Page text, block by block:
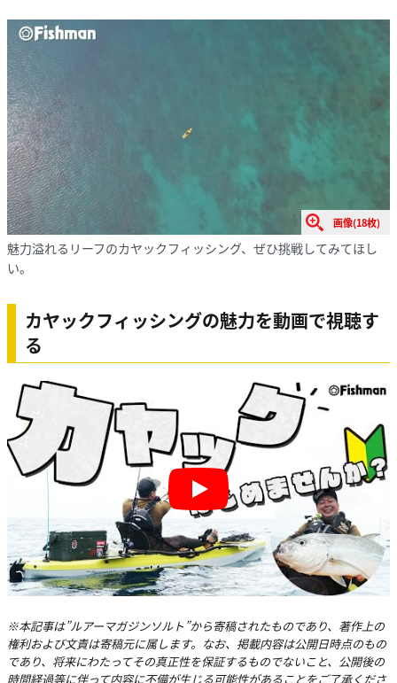
画像(18枚)
魅力溢れるリーフのカヤックフィッシング、ぜひ挑戦してみてほし
い。
カヤックフィッシングの魅力を動画で視聴す
る
Play
※本記事は”ルアーマガジンソルト”から寄稿されたものであり、著作上の
権利および文責は寄稿元に属します。なお、掲載内容は公開日時点のもの
であり、将来にわたってその真正性を保証するものでないこと、公開後の
時間経過等に伴って内容に不備が生じる可能性があることをご了承くださ